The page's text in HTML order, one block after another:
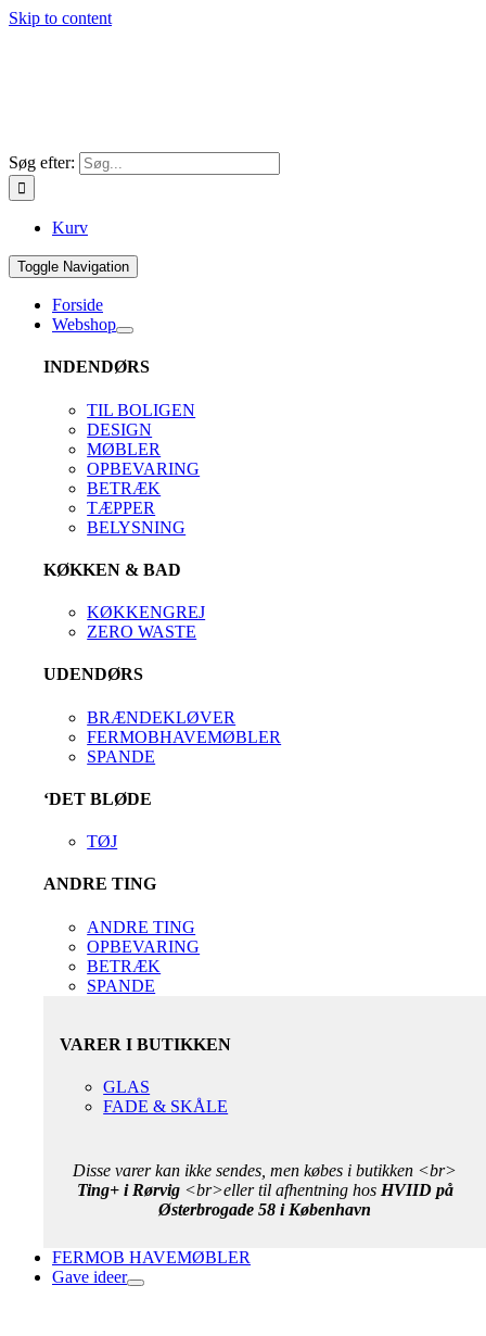
Skip to content
Søg efter:
Kurv
Toggle Navigation
Forside
Webshop
INDENDØRS
TIL BOLIGEN
DESIGN
MØBLER
OPBEVARING
BETRÆK
TÆPPER
BELYSNING
KØKKEN & BAD
KØKKENGREJ
ZERO WASTE
UDENDØRS
BRÆNDEKLØVER
FERMOBHAVEMØBLER
SPANDE
‘DET BLØDE
TØJ
ANDRE TING
ANDRE TING
OPBEVARING
BETRÆK
SPANDE
VARER I BUTIKKEN
GLAS
FADE & SKÅLE
Disse varer kan ikke sendes, men købes i butikken <br>
Ting+ i Rørvig<br>eller til afhentning hos HVIID på
Østerbrogade 58 i København
FERMOB HAVEMØBLER
Gave ideer